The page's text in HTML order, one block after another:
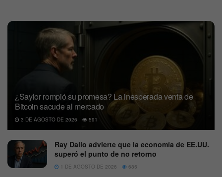
¿Saylor rompió su promesa? La inesperada venta de
Bitcoin sacude al mercado
3 DE AGOSTO DE 2026 591
Ray Dalio advierte que la economía de EE.UU.
superó el punto de no retorno
1 DE AGOSTO DE 2026 685